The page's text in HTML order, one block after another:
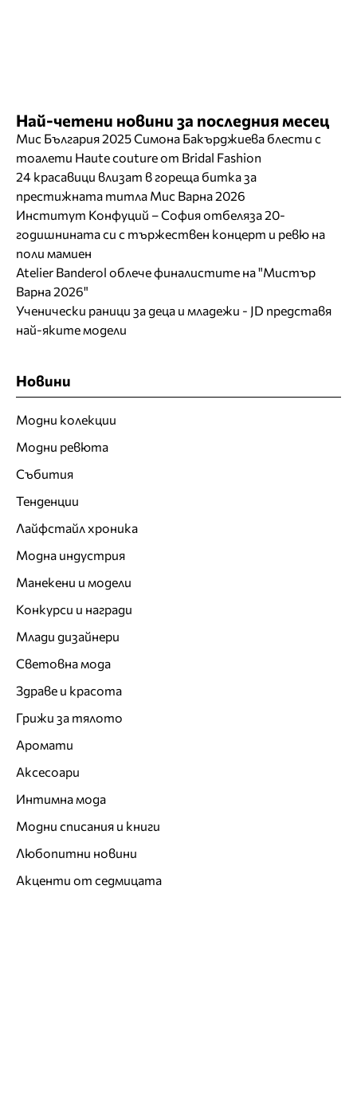
Най-четени новини за последния месец
Мис България 2025 Симона Бакърджиева блести с
тоалети Haute couture от Bridal Fashion
24 красавици влизат в гореща битка за
престижната титла Мис Варна 2026
Институт Конфуций – София отбеляза 20-
годишнината си с тържествен концерт и ревю на
поли мамиен
Atelier Banderol облече финалистите на "Мистър
Варна 2026"
Ученически раници за деца и младежи - JD представя
най-яките модели
Новини
Модни колекции
Модни ревюта
Събития
Тенденции
Лайфстайл хроника
Модна индустрия
Манекени и модели
Конкурси и награди
Млади дизайнери
Световна мода
Здраве и красота
Грижи за тялото
Аромати
Аксесоари
Интимна мода
Модни списания и книги
Любопитни новини
Акценти от седмицата